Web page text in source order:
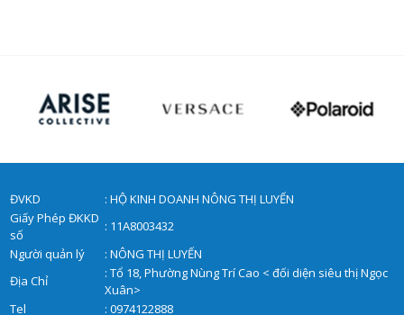
ĐVKD
: HỘ KINH DOANH NÔNG THỊ LUYẾN
Giấy Phép ĐKKD
số
: 11A8003432
Người quản lý
: NÔNG THỊ LUYẾN
Địa Chỉ
: Tổ 18, Phường Nùng Trí Cao < đối diện siêu thị Ngọc
Xuân>
Tel
: 0974122888